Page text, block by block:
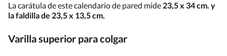
La carátula de este calendario de pared mide 23,5 x 34 cm. y
la faldilla de 23,5 x 13,5 cm.
Varilla superior para colgar